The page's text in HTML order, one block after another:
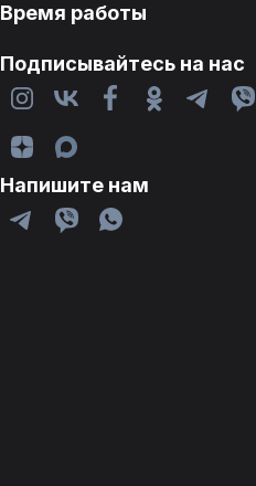
Время работы
Подписывайтесь на нас
Напишите нам